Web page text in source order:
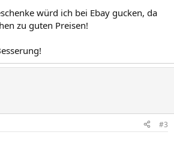
würd ich bei Ebay gucken, da
zu guten Preisen!
#3